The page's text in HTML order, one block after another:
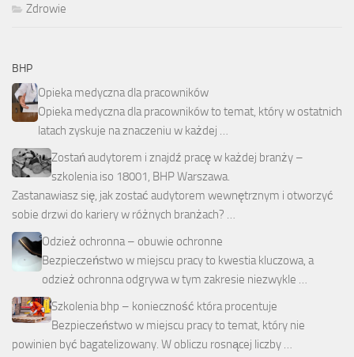
Zdrowie
BHP
Opieka medyczna dla pracowników
Opieka medyczna dla pracowników to temat, który w ostatnich
latach zyskuje na znaczeniu w każdej …
Zostań audytorem i znajdź pracę w każdej branży –
szkolenia iso 18001, BHP Warszawa.
Zastanawiasz się, jak zostać audytorem wewnętrznym i otworzyć
sobie drzwi do kariery w różnych branżach? …
Odzież ochronna – obuwie ochronne
Bezpieczeństwo w miejscu pracy to kwestia kluczowa, a
odzież ochronna odgrywa w tym zakresie niezwykle …
Szkolenia bhp – konieczność która procentuje
Bezpieczeństwo w miejscu pracy to temat, który nie
powinien być bagatelizowany. W obliczu rosnącej liczby …